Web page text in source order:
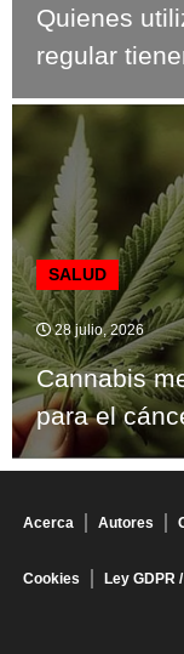
Quienes
regular
SALUD
28 julio, 2026
Cannabis
para el
Acerca Autores
Cookies Ley GDPR